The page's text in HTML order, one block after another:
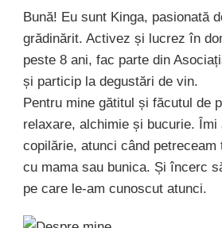
Bună! Eu sunt Kinga, pasionată
grădinărit. Activez și lucrez în
peste 8 ani, fac parte din
și particip la degustări de vin.
Pentru mine gătitul și făcutul de
relaxare, alchimie și bucurie. Îmi
copilărie, atunci când petreceam
cu mama sau bunica. Și încerc
pe care le-am cunoscut atunci.